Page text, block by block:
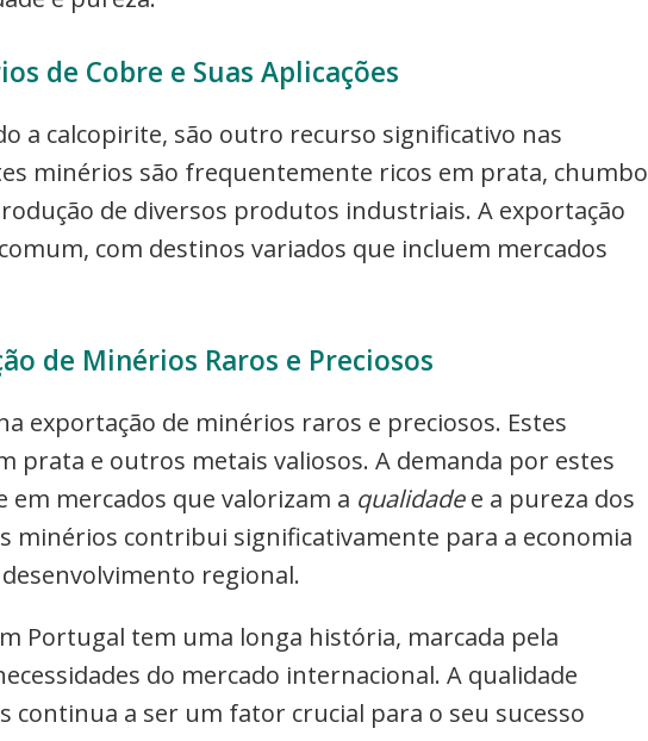
de Cobre e Suas Aplicações
a calcopirite, são outro recurso significativo nas
minérios são frequentemente ricos em prata, chumbo
de diversos produtos industriais. A exportação
com destinos variados que incluem mercados
de Minérios Raros e Preciosos
exportação de minérios raros e preciosos. Estes
prata e outros metais valiosos. A demanda por estes
em mercados que valorizam a qualidadee a pureza dos
minérios contribui significativamente para a economia
regional.
Portugal tem uma longa história, marcada pela
do mercado internacional. A qualidade
continua a ser um fator crucial para o seu sucesso